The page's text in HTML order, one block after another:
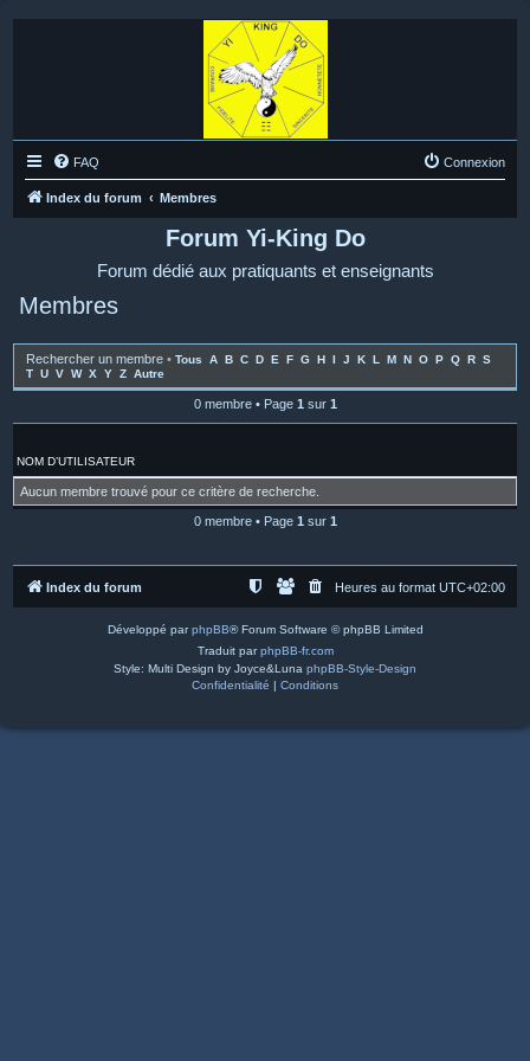
FAQ Connexion
Index du forum Membres
Forum Yi-King Do
Forum dédié aux pratiquants et enseignants
Membres
Rechercher un membre • Tous A B C D E F G H I J K L M N O P Q R S
T U V W X Y Z Autre
0 membre • Page 1 sur 1
NOM D’UTILISATEUR
Aucun membre trouvé pour ce critère de recherche.
0 membre • Page 1 sur 1
Index du forum Heures au format UTC+02:00
Développé parphpBB® Forum Software © phpBB Limited
Traduit parphpBB-fr.com
Style: Multi Design by Joyce&Luna phpBB-Style-Design
Confidentialité | Conditions